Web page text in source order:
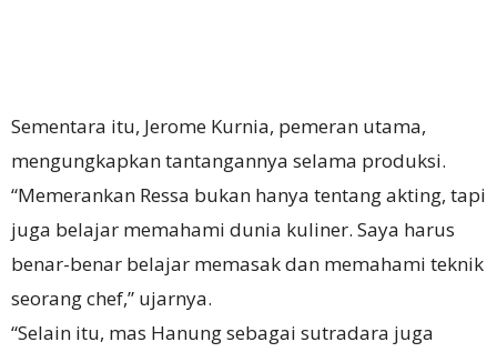
Sementara itu, Jerome Kurnia, pemeran utama,
mengungkapkan tantangannya selama produksi.
“Memerankan Ressa bukan hanya tentang akting, tapi
juga belajar memahami dunia kuliner. Saya harus
benar-benar belajar memasak dan memahami teknik
seorang chef,” ujarnya.
“Selain itu, mas Hanung sebagai sutradara juga